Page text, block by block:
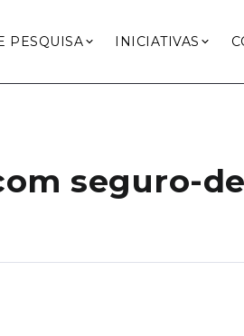
PESQUISA INICIATIVAS
seguro-